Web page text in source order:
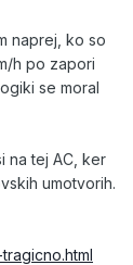
naprej, ko so
h po zapori
se moral
na tej AC, ker
umotvorih.